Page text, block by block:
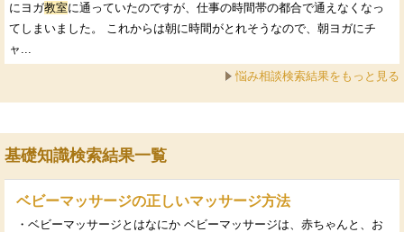
にヨガ教室に通っていたのですが、仕事の時間帯の都合で通えなくなっ
てしまいました。 これからは朝に時間がとれそうなので、朝ヨガにチ
ャ...
悩み相談検索結果をもっと見る
基礎知識検索結果一覧
ベビーマッサージの正しいマッサージ方法
・ベビーマッサージとはなにか ベビーマッサージは、赤ちゃんと、お